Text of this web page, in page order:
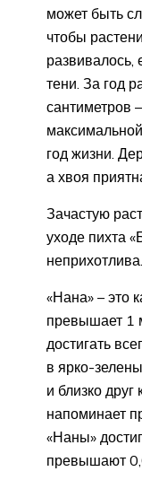
может быть
чтобы
развивалось,
тени. За год
сантиметров
год жизни.
а хвоя
Зачастую
уходе пихта
неприхотлива.
«Нана» – это
превышает 1
достигать
в ярко-
и близко
напоминает
«Наны»
превышают